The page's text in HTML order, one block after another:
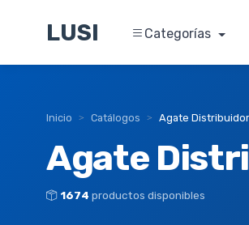
LUSI Categorías
Inicio Catálogos Agate
Agate
1674 productos disponibles